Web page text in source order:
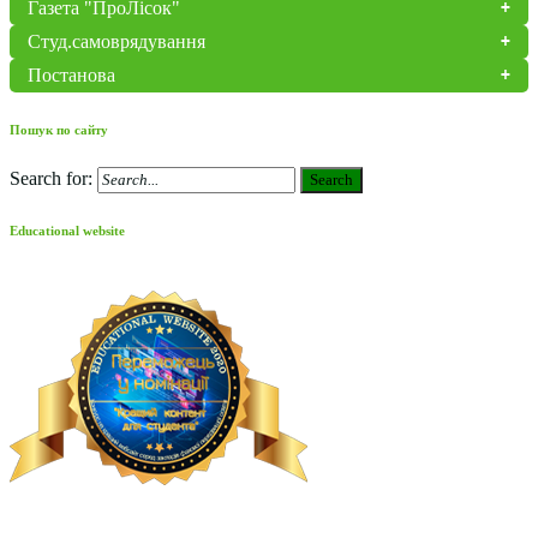
Газета "ПроЛісок"
Студ.самоврядування
Постанова
Пошук по сайту
Search for: Search
Educational website